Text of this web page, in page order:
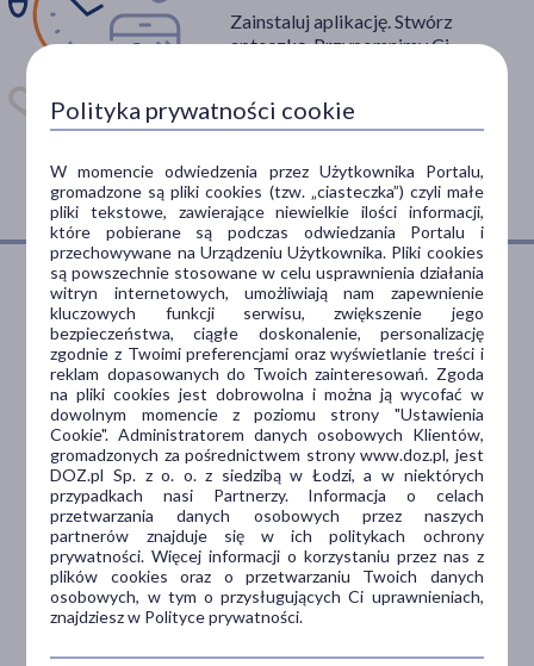
Zainstaluj aplikację. Stwórz
apteczkę. Przypomnimy Ci
Dostępna w
Dlaczego DOZ.pl
Niższe koszta leczenia
Darmowa dostawa do Apteki
Bezpłatna Infolinia dla
Pacjentów.
Bezpieczeństwo
Polityka prywatności cookie
W momencie odwiedzenia przez Użytkownika Portalu,
gromadzone są pliki cookies (tzw. „ciasteczka”) czyli małe
pliki tekstowe, zawierające niewielkie ilości informacji,
które pobierane są podczas odwiedzania Portalu i
przechowywane na Urządzeniu Użytkownika. Pliki cookies
są powszechnie stosowane w celu usprawnienia działania
witryn internetowych, umożliwiają nam zapewnienie
kluczowych funkcji serwisu, zwiększenie jego
bezpieczeństwa, ciągłe doskonalenie, personalizację
zgodnie z Twoimi preferencjami oraz wyświetlanie treści i
reklam dopasowanych do Twoich zainteresowań. Zgoda
na pliki cookies jest dobrowolna i można ją wycofać w
dowolnym momencie z poziomu strony "Ustawienia
Cookie". Administratorem danych osobowych Klientów,
gromadzonych za pośrednictwem strony www.doz.pl, jest
DOZ.pl Sp. z o. o. z siedzibą w Łodzi, a w niektórych
przypadkach nasi Partnerzy. Informacja o celach
przetwarzania danych osobowych przez naszych
partnerów znajduje się w ich politykach ochrony
prywatności. Więcej informacji o korzystaniu przez nas z
plików cookies oraz o przetwarzaniu Twoich danych
osobowych, w tym o przysługujących Ci uprawnieniach,
znajdziesz w Polityce prywatności.